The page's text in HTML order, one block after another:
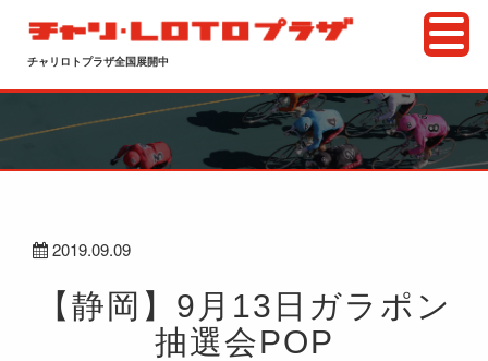
チャリロトプラザ全国展開中
2019.09.09
【静岡】9月13日ガラポン
抽選会POP